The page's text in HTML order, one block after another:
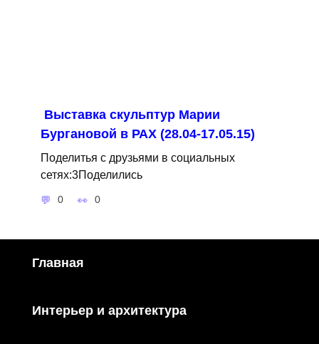
Выставка скульптур Марии
Бургановой в РАХ (28.04-17.05.15)
Поделитья с друзьями в социальных
сетях:3Поделились
0 0
Главная
Интерьер и архитектура